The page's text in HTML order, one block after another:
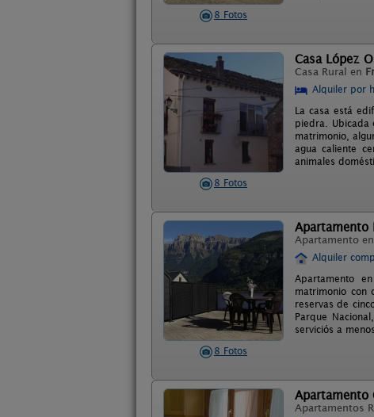
8 Fotos
8 Fotos
Casa López
Casa Rural en
Alquiler por
La casa está
piedra. Ubicada
matrimonio,
agua caliente
animales
8 Fotos
Apartamento
Apartamento en
Alquiler
Apartamento
matrimonio
reservas de
Parque
serviciós a
Apartamento
Apartamentos